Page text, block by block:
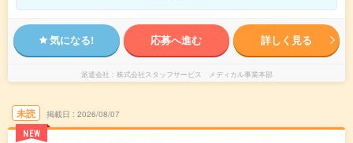
気になる! 応募へ進む 詳しく見る
派遣会社 株式会社スタッフサービス メディカル事業本部
未読
NEW
掲載日 2026/08/07